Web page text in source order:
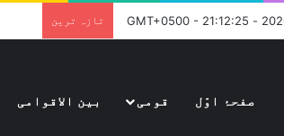
تازہ ترین
صفحۂ اوّل قومی بین الاقوامی